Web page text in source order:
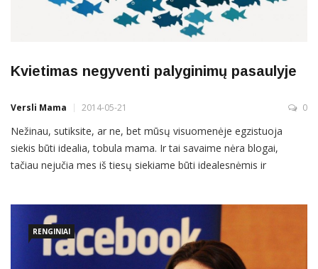
Kvietimas negyventi palyginimų pasaulyje
Versli Mama 2014-05-21 0
Nežinau, sutiksite, ar ne, bet mūsų visuomenėje egzistuoja
siekis būti idealia, tobula mama. Ir tai savaime nėra blogai,
tačiau nejučia mes iš tiesų siekiame būti idealesnėmis ir
varžytinių pavyzdžiai (nors jų yra tiek daug): Dabar ypač
RENGINIAI